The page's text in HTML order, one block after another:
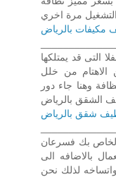
مرة اخري
مكيفات بالرياض
التى قد يمتلكها
الاهتام من خلل
وهنا جاء دور
شقق بالرياض
الخاص بك فسرعان
بالاضافه الى
واتساخه لذلك نحن